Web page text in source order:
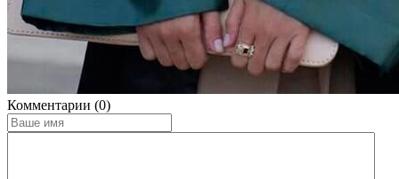
Комментарии (0)